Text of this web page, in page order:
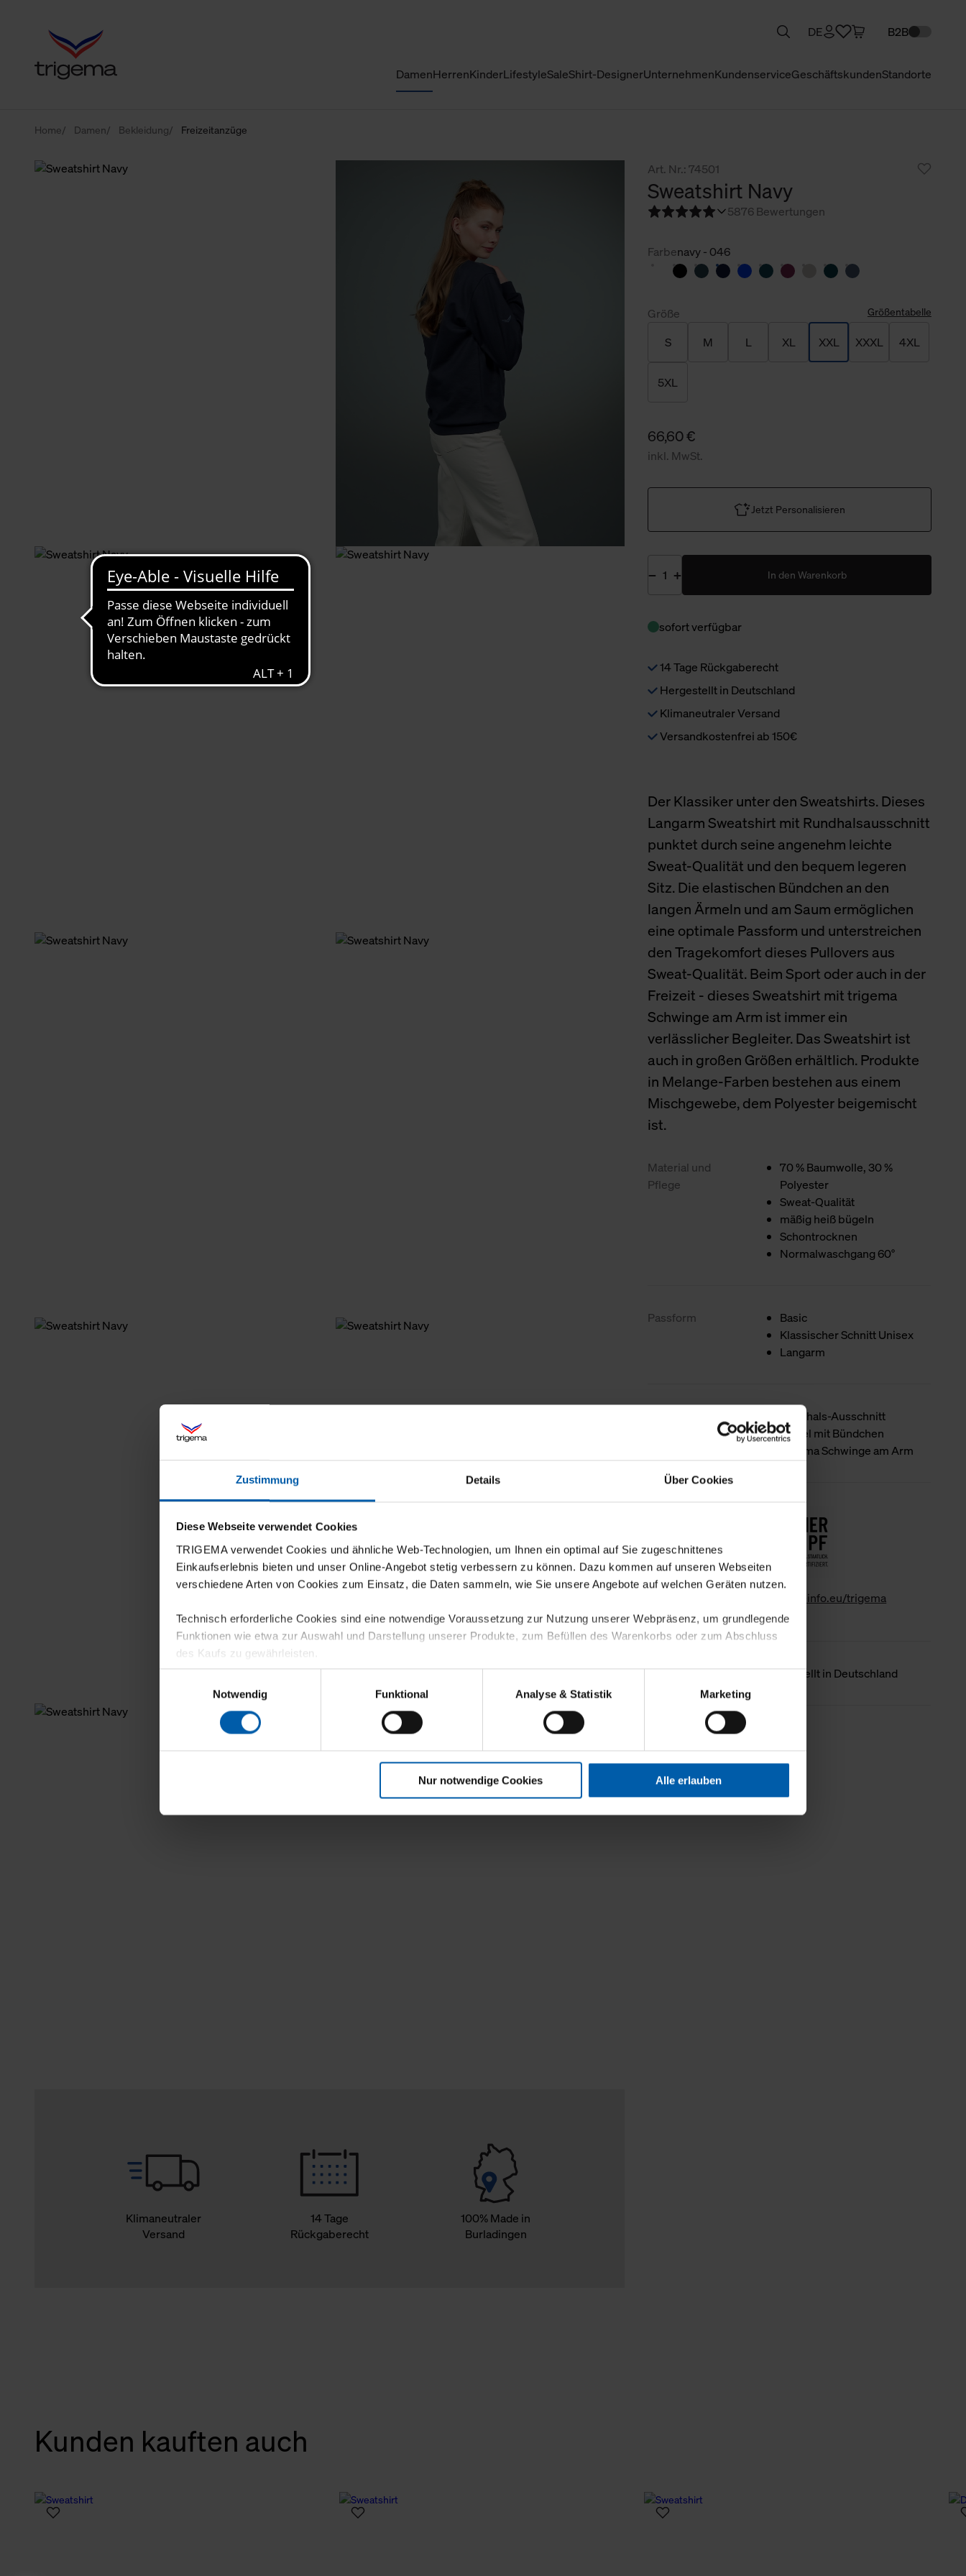
Zustimmung Details Über Cookies
Diese Webseite verwendet Cookies
TRIGEMA verwendet Cookies und ähnliche Web-Technologien, um Ihnen ein optimal auf Sie zugeschnittenes
Einkaufserlebnis bieten und unser Online-Angebot stetig verbessern zu können. Dazu kommen auf unseren Webseiten
verschiedene Arten von Cookies zum Einsatz, die Daten sammeln, wie Sie unsere Angebote auf welchen Geräten nutzen.
Technisch erforderliche Cookies sind eine notwendige Voraussetzung zur Nutzung unserer Webpräsenz, um grundlegende
Funktionen wie etwa zur Auswahl und Darstellung unserer Produkte, zum Befüllen des Warenkorbs oder zum Abschluss
des Kaufs zu gewährleisten.
Für die Darstellung personalisierter Angebote, Anzeigen und Inhalte aufgrund Ihres Nutzerverhaltens und Ihres Profils
sowie für Marketing-, Statistik- und Tracking-Zwecke zur Analyse und Optimierung unserer Webpräsenz speichern wir
personenbezogene Informationen. Diese übermitteln wir in anonymisierter Form an Dritte wie etwa unsere
Klicken Sie auf "Alle erlauben", damit wir alle Cookies und Web-Technologien für Ihr personalisiertes Einkaufserlebnis
verwenden dürfen. Über die jeweiligen Schaltflächen können Sie die Arten der Cookies selbst festlegen, die Sie erlauben
Notwendig
Funktional Analyse & Statistik Marketing
Nur notwendige Cookies Alle erlauben
DamenHerrenKinderLifestyleSaleShirt-DesignerUnternehmenKundenserviceGeschäftskundenStandorte
DE B2B
Home Damen Bekleidung Freizeitanzüge
Klimaneutraler
Versand
14 Tage
Rückgaberecht
100% Made in
Burladingen
Art. Nr.: 74501
Sweatshirt Navy
5876 Bewertungen
Farbenavy - 046
Größe Größentabelle
S M L XL XXL XXXL 4XL
5XL
66,60 €
inkl. MwSt.
Jetzt Personalisieren
In den Warenkorb
sofort verfügbar
14 Tage Rückgaberecht
Hergestellt in Deutschland
Klimaneutraler Versand
Versandkostenfrei ab 150€
Der Klassiker unter den Sweatshirts. Dieses
Langarm Sweatshirt mit Rundhalsausschnitt
punktet durch seine angenehm leichte
Sweat-Qualität und den bequem legeren
Sitz. Die elastischen Bündchen an den
langen Ärmeln und am Saum ermöglichen
eine optimale Passform und unterstreichen
den Tragekomfort dieses Pullovers aus
Sweat-Qualität. Beim Sport oder auch in der
Freizeit - dieses Sweatshirt mit trigema
Schwinge am Arm ist immer ein
verlässlicher Begleiter. Das Sweatshirt ist
auch in großen Größen erhältlich. Produkte
in Melange-Farben bestehen aus einem
Mischgewebe, dem Polyester beigemischt
ist.
Material und
Pflege
70 % Baumwolle, 30 %
Polyester
Sweat-Qualität
mäßig heiß bügeln
Schontrocknen
Normalwaschgang 60°
Passform
Basic
Klassischer Schnitt Unisex
Langarm
Rundhals-Ausschnitt
Ärmel mit Bündchen
trigema Schwinge am Arm
www.gk-info.eu/trigema
Ursprungsland Hergestellt in Deutschland
Weniger Details
Kunden kauften auch